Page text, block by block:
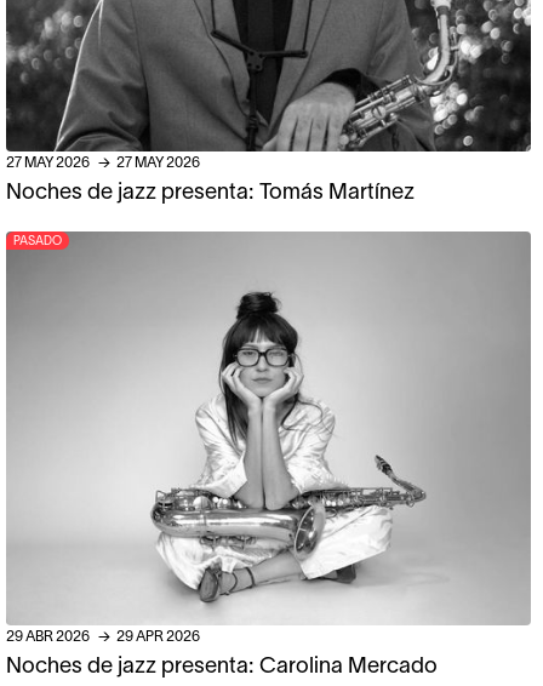
27 MAY2026 → 27 MAY2026
Noches de jazz presenta: Tomás Martínez
PASADO
29ABR 2026 → 29APR 2026
Noches de jazz presenta: Carolina Mercado